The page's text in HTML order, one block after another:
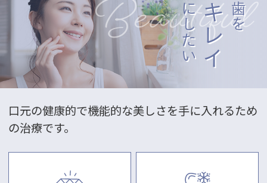
歯を
キレイ
にしたい
口元の健康的で機能的な美しさを手に入れるため
の治療です。